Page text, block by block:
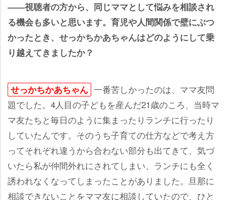
――視聴者の方から、同じママとして悩みを相談され
る機会も多いと思います。育児や人間関係で壁にぶつ
かったとき、せっかちかあちゃんはどのようにして乗
り越えてきましたか？
せっかちかあちゃん 一番苦しかったのは、ママ友問
題でした。4人目の子どもを産んだ21歳のころ、当時マ
マ友たちと毎日のように集まったりランチに行ったり
していたんです。そのうち子育ての仕方などで考え方
ってそれぞれ違うから合わない部分も出てきて、気づ
いたら私が仲間外れにされてしまい、ランチにも全く
誘われなくなってしまったことがありました。旦那に
相談できないことをママ友に相談していたので、ひと